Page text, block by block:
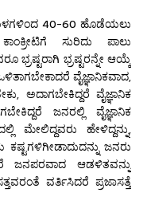
40-60 ಹೊಡೆಯಲು
ಸುರಿದು ಪಾಲು
ಭ್ರಷ್ಟರಾಗಿ ಭ್ರಷ್ಟರನ್ನೇ ಆಯ್ಕೆ
ವೈಜ್ಞಾನಿಕವಾದ,
ಅದಾಗಬೇಕಿದ್ದರೆ ವೈಜ್ಞಾನಿಕ
ಜನರಲ್ಲಿ ವೈಜ್ಞಾನಿಕ
ಹೇಳಿದ್ದನ್ನು,
ಜನರು
ಆಡಳಿತವನ್ನು
ವರ್ತಿಸಿದರೆ ಪ್ರಜಾಸತ್ತೆ